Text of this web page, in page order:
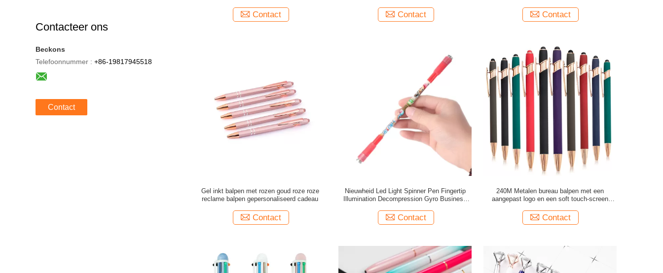
Contacteer ons
Beckons
Telefoonnummer : +86-19817945518
Contact
Contact Contact Contact
Gel inkt balpen met rozen goud roze roze
reclame balpen gepersonaliseerd cadeau
Contact
Nieuwheid Led Light Spinner Pen Fingertip
Illumination Decompression Gyro Business
Contact
240M Metalen bureau balpen met een
aangepast logo en een soft touch-screen
Contact